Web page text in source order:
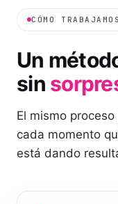
CÓMO TRABAJAMOS
Un
sin
El mismo
cada momento
está dando